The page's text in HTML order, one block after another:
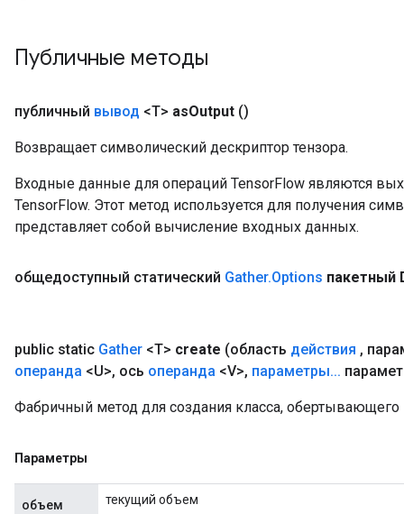
Публичные методы
публичный вывод <T> asOutput ()
Возвращает символический дескриптор тензора.
Входные данные для операций TensorFlow являются
TensorFlow. Этот метод используется для получения
представляет собой вычисление входных данных.
общедоступный статический Gather.Options пакетный
public static Gather <T> create (область действия ,
операнда <U>, ось операнда <V>, параметры...
Фабричный метод для создания класса,
Параметры
объем текущий объем